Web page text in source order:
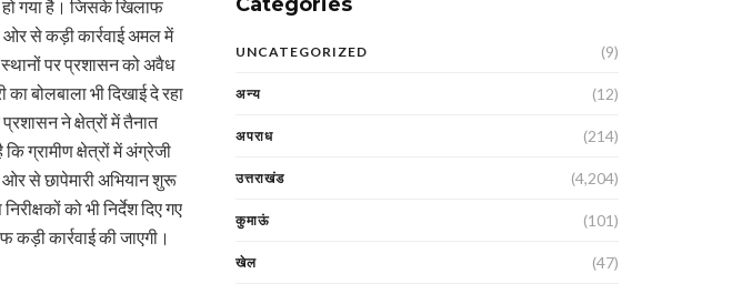
हो गया है। जिसके खिलाफ
से कड़ी कार्रवाई अमल में
पर प्रशासन को अवैध
बोलबाला भी दिखाई दे रहा
ने क्षेत्रों में तैनात
ग्रामीण क्षेत्रों में अंग्रेजी
से छापेमारी अभियान शुरू
को भी निर्देश दिए गए
कड़ी कार्रवाई की जाएगी।
UNCATEGORIZED (9)
अन्य (12)
अपराध (214)
उत्तराखंड (4,204)
कुमाऊं (101)
खेल (47)